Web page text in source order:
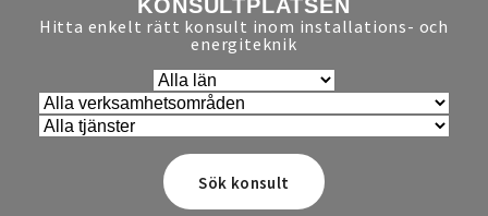
KONSULTPLATSEN
Hitta enkelt rätt konsult inom installations- och
energiteknik